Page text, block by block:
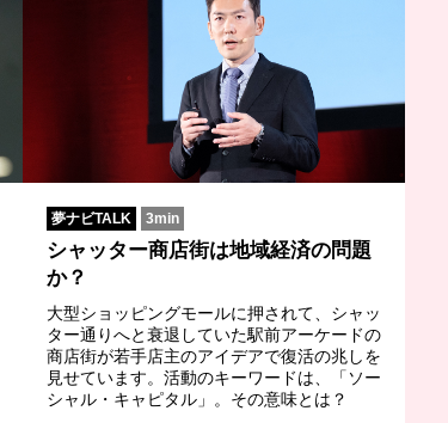
夢ナビTALK 3min
シャッター商店街は地域経済の問題
か？
大型ショッピングモールに押されて、シャッ
ター通りへと衰退していた駅前アーケードの
商店街が若手店主のアイデアで復活の兆しを
見せています。活動のキーワードは、「ソー
シャル・キャピタル」。その意味とは？